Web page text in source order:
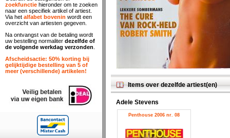
Items over dezelfde artiest(en)
Adele Stevens
Penthouse 2006 nr. 08
zoekfunctie hieronder om te zoeken
naar een specifiek artikel of artiest.
Via het alfabet bovenin wordt een
overzicht van artiesten gegeven.
Na ontvangst van de betaling wordt
uw bestelling normaliter dezelfde of
de volgende werkdag verzonden
Afscheidsactie: 50% korting bij
gelijktijdige bestelling van 5 of
meer (verschillende) artikelen!